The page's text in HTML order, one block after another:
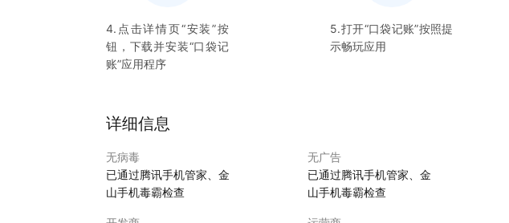
4.点击详情页“安装”按
钮，下载并安装“口袋记
账”应用程序
5.打开“口袋记账”按照提
示畅玩应用
详细信息
无病毒
已通过腾讯手机管家、金
山手机毒霸检查
无广告
已通过腾讯手机管家、金
山手机毒霸检查